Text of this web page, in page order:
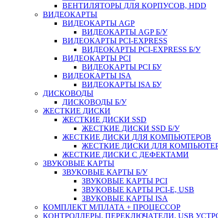
ВЕНТИЛЯТОРЫ ДЛЯ КОРПУСОВ, HDD
ВИДЕОКАРТЫ
ВИДЕОКАРТЫ AGP
ВИДЕОКАРТЫ AGP Б/У
ВИДЕОКАРТЫ PCI-EXPRESS
ВИДЕОКАРТЫ PCI-EXPRESS Б/У
ВИДЕОКАРТЫ PCI
ВИДЕОКАРТЫ PCI БУ
ВИДЕОКАРТЫ ISA
ВИДЕОКАРТЫ ISA БУ
ДИСКОВОДЫ
ДИСКОВОДЫ Б/У
ЖЕСТКИЕ ДИСКИ
ЖЕСТКИЕ ДИСКИ SSD
ЖЕСТКИЕ ДИСКИ SSD Б/У
ЖЕСТКИЕ ДИСКИ ДЛЯ КОМПЬЮТЕРОВ
ЖЕСТКИЕ ДИСКИ ДЛЯ
ЖЕСТКИЕ ДИСКИ С ДЕФЕКТАМИ
ЗВУКОВЫЕ КАРТЫ
ЗВУКОВЫЕ КАРТЫ Б/У
ЗВУКОВЫЕ КАРТЫ PCI
ЗВУКОВЫЕ КАРТЫ PCI-E, USB
ЗВУКОВЫЕ КАРТЫ ISA
КОМПЛЕКТ М/ПЛАТА + ПРОЦЕССОР
КОНТРОЛЛЕРЫ, ПЕРЕКЛЮЧАТЕЛИ, USB